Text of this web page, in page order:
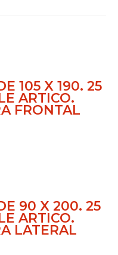
105 X 190. 25
ARTICO.
FRONTAL
90 X 200. 25
ARTICO.
LATERAL